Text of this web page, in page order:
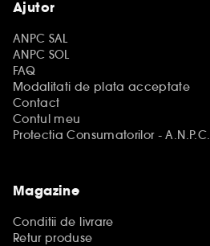
Ajutor
ANPC SAL
ANPC SOL
FAQ
Modalitati de plata acceptate
Contact
Contul meu
Protectia Consumatorilor - A.N.P.C.
Magazine
Conditii de livrare
Retur produse